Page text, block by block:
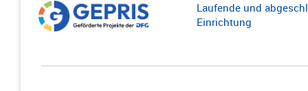
Laufende und
Einrichtung